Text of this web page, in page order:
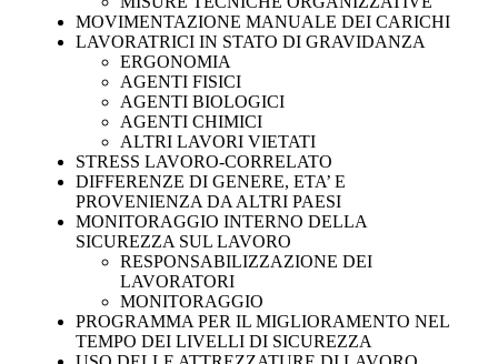
MOVIMENTAZIONE MANUALE DEI CARICHI
LAVORATRICI IN STATO DI GRAVIDANZA
ERGONOMIA
AGENTI FISICI
AGENTI BIOLOGICI
AGENTI CHIMICI
ALTRI LAVORI VIETATI
STRESS LAVORO-CORRELATO
DIFFERENZE DI GENERE, ETA’ E
PROVENIENZA DA ALTRI PAESI
MONITORAGGIO INTERNO DELLA
SICUREZZA SUL LAVORO
RESPONSABILIZZAZIONE DEI
LAVORATORI
MONITORAGGIO
PROGRAMMA PER IL MIGLIORAMENTO NEL
TEMPO DEI LIVELLI DI SICUREZZA